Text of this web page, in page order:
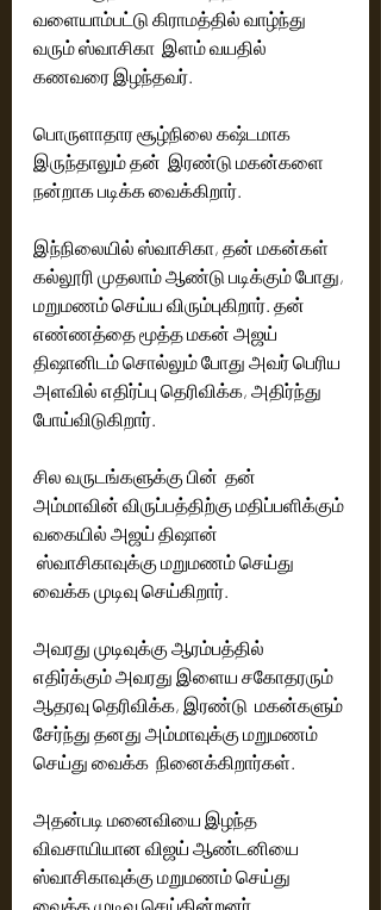
வளையாம்பட்டு கிராமத்தில் வாழ்ந்து
வரும் ஸ்வாசிகா  இளம் வயதில்
கணவரை இழந்தவர்.
பொருளாதார சூழ்நிலை கஷ்டமாக
இருந்தாலும் தன்  இரண்டு மகன்களை
நன்றாக படிக்க வைக்கிறார்.
இந்நிலையில் ஸ்வாசிகா, தன் மகன்கள்
கல்லூரி முதலாம் ஆண்டு படிக்கும் போது,
மறுமணம் செய்ய விரும்புகிறார். தன்
எண்ணத்தை மூத்த மகன் அஜய்
திஷானிடம் சொல்லும் போது அவர் பெரிய
அளவில் எதிர்ப்பு தெரிவிக்க, அதிர்ந்து
போய்விடுகிறார்.
சில வருடங்களுக்கு பின்  தன்
அம்மாவின் விருப்பத்திற்கு மதிப்பளிக்கும்
வகையில் அஜய் திஷான்
ஸ்வாசிகாவுக்கு மறுமணம் செய்து
வைக்க முடிவு செய்கிறார்.
அவரது முடிவுக்கு ஆரம்பத்தில்
எதிர்க்கும் அவரது இளைய சகோதரரும்
ஆதரவு தெரிவிக்க, இரண்டு  மகன்களும்
சேர்ந்து தனது அம்மாவுக்கு மறுமணம்
செய்து வைக்க  நினைக்கிறார்கள்.
அதன்படி மனைவியை இழந்த
விவசாயியான விஜய் ஆண்டனியை
ஸ்வாசிகாவுக்கு மறுமணம் செய்து
வைக்க முடிவு செய்கின்றனர் .